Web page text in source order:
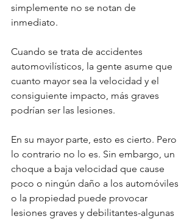
simplemente no se notan de
inmediato.
Cuando se trata de accidentes
automovilísticos, la gente asume que
cuanto mayor sea la velocidad y el
consiguiente impacto, más graves
podrían ser las lesiones.
En su mayor parte, esto es cierto. Pero
lo contrario no lo es. Sin embargo, un
choque a baja velocidad que cause
poco o ningún daño a los automóviles
o la propiedad puede provocar
lesiones graves y debilitantes-algunas